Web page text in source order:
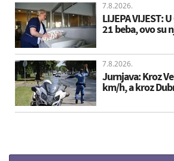
7.8.2026.
LIJEPA VIJEST:
21 beba, ovo su
7.8.2026.
Jurnjava: Kroz
km/h, a kroz